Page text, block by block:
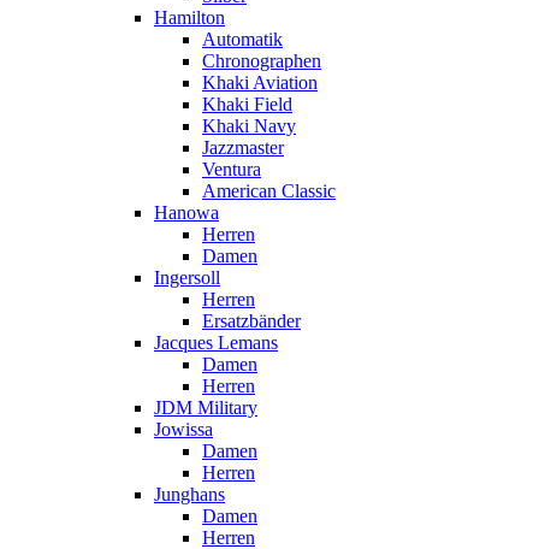
Hamilton
Automatik
Chronographen
Khaki Aviation
Khaki Field
Khaki Navy
Jazzmaster
Ventura
American Classic
Hanowa
Herren
Damen
Ingersoll
Herren
Ersatzbänder
Jacques Lemans
Damen
Herren
JDM Military
Jowissa
Damen
Herren
Junghans
Damen
Herren